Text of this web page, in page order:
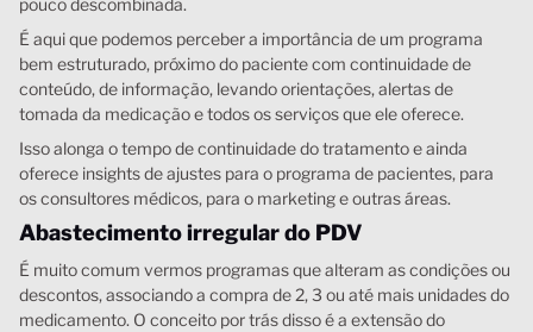
É aqui que podemos perceber a importância de um programa
bem estruturado, próximo do paciente com continuidade de
conteúdo, de informação, levando orientações, alertas de
tomada da medicação e todos os serviços que ele oferece.
Isso alonga o tempo de continuidade do tratamento e ainda
oferece insights de ajustes para o programa de pacientes, para
os consultores médicos, para o marketing e outras áreas.
Abastecimento irregular do PDV
É muito comum vermos programas que alteram as condições ou
descontos, associando a compra de 2, 3 ou até mais unidades do
medicamento. O conceito por trás disso é a extensão do